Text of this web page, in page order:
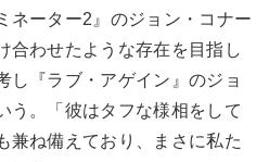
ネーター2』のジョン・コナー
合わせたような存在を目指し
し『ラブ・アゲイン』のジョ
う。「彼はタフな様相をして
兼ね備えており、まさに私た